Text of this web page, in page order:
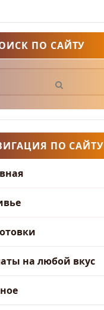
ПО САЙТУ
ПО САЙТУ
на любой вкус